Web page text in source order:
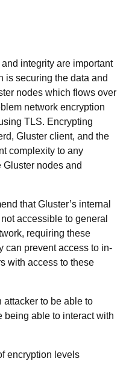
integrity are important
is securing the data and
nodes which flows over
network encryption
TLS. Encrypting
Gluster client, and the
complexity to any
Gluster nodes and
that Gluster’s internal
accessible to general
requiring these
can prevent access to in-
with access to these
attacker to be able to
being able to interact with
encryption levels